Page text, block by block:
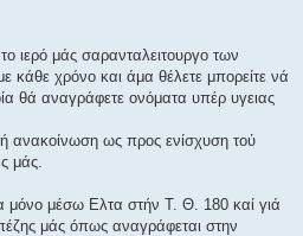
ιερό μάς σαρανταλειτουργο των
κάθε χρόνο και άμα θέλετε μπορείτε νά
θά αναγράφετε ονόματα υπέρ υγειας
ανακοίνωση ως προς ενίσχυση τού
μάς.
μέσω Ελτα στήν Τ. Θ. 180 καί γιά
μάς όπως αναγράφεται στην